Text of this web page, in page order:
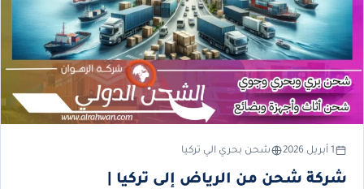
1 أبريل 2026 شحن بحري الي تركيا
شركة شحن من الرياض إلى تركيا |